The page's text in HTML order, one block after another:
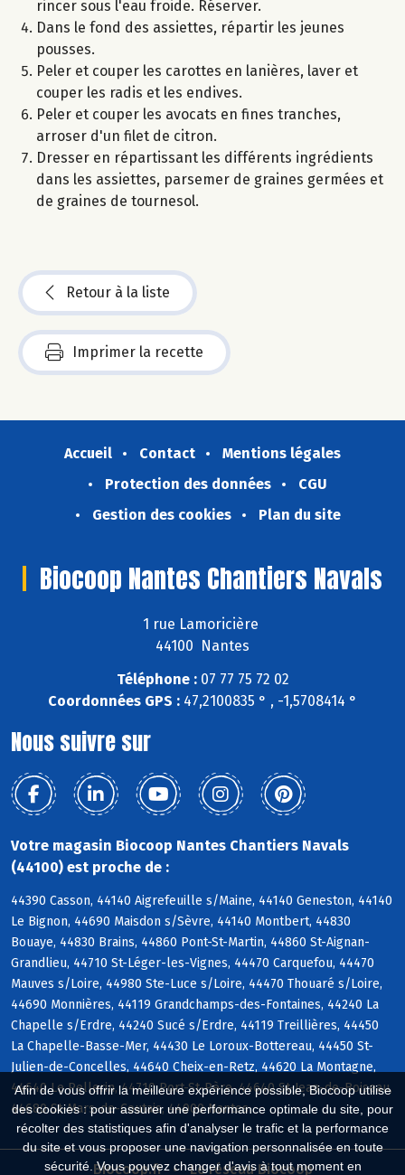
Afin de vous offrir la meilleure expérience possible, Biocoop utilise
des cookies : pour assurer une performance optimale du site, pour
récolter des statistiques afin d'analyser le trafic et la performance
du site et vous proposer une navigation personnalisée en toute
sécurité. Vous pouvez changer d'avis à tout moment en
rincer sous l'eau froide. Réserver.
Dans le fond des assiettes, répartir les jeunes
pousses.
Peler et couper les carottes en lanières, laver et
couper les radis et les endives.
Peler et couper les avocats en fines tranches,
arroser d'un filet de citron.
Dresser en répartissant les différents ingrédients
dans les assiettes, parsemer de graines germées et
de graines de tournesol.
Retour à la liste
Imprimer la recette
Accueil Contact
Mentions légales
Protection des données
CGU
Gestion des cookies
Plan du site
Biocoop Nantes Chantiers Navals
1 rue Lamoricière
44100 Nantes
Téléphone :07 77 75 72 02
Coordonnées GPS : 47,2100835 ° , -1,5708414 °
Nous suivre sur
Votre magasin Biocoop Nantes Chantiers Navals
(44100) est proche de :
44390 Casson, 44140 Aigrefeuille s/Maine, 44140 Geneston, 44140
Le Bignon, 44690 Maisdon s/Sèvre, 44140 Montbert, 44830
Bouaye, 44830 Brains, 44860 Pont-St-Martin, 44860 St-Aignan-
Grandlieu, 44710 St-Léger-les-Vignes, 44470 Carquefou, 44470
Mauves s/Loire, 44980 Ste-Luce s/Loire, 44470 Thouaré s/Loire,
44690 Monnières, 44119 Grandchamps-des-Fontaines, 44240 La
Chapelle s/Erdre, 44240 Sucé s/Erdre, 44119 Treillières, 44450
La Chapelle-Basse-Mer, 44430 Le Loroux-Bottereau, 44450 St-
Julien-de-Concelles, 44640 Cheix-en-Retz, 44620 La Montagne,
44640 Le Pellerin, 44710 Port-St-Père, 44640 St-Jean-de-Boiseau,
44680 St-Mars-de-Coutais, 44000 Nantes
Biocoop.fr Le réseau Biocoop